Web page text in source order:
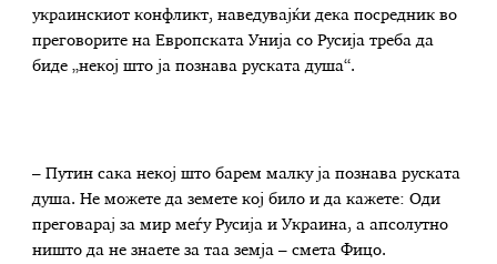
украинскиот конфликт, наведувајќи дека посредник во
преговорите на Европската Унија со Русија треба да
биде „некој што ја познава руската душа“.
– Путин сака некој што барем малку ја познава руската
душа. Не можете да земете кој било и да кажете: Оди
преговарај за мир меѓу Русија и Украина, а апсолутно
ништо да не знаете за таа земја – смета Фицо.